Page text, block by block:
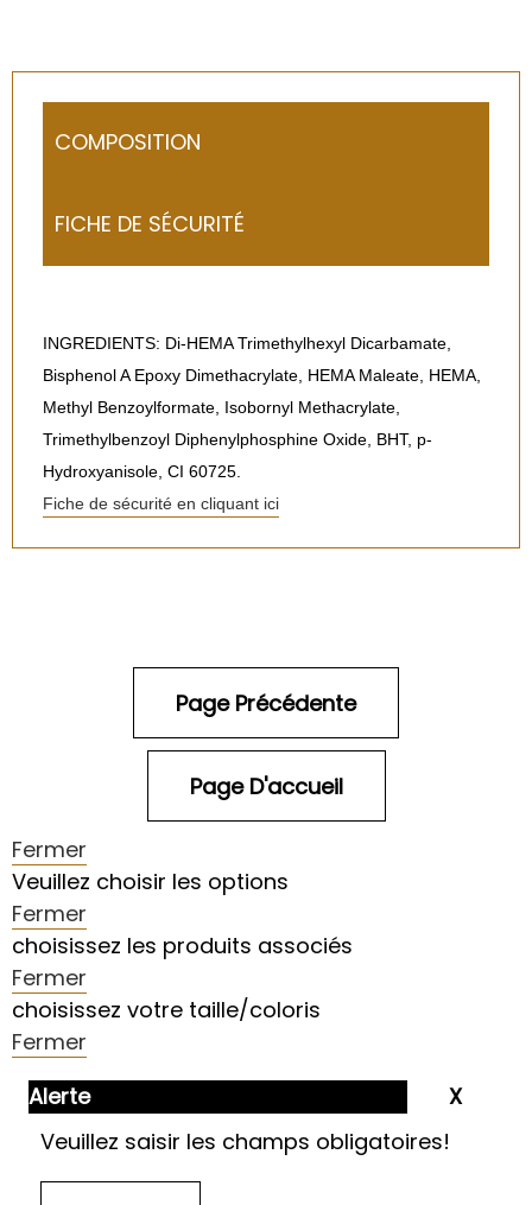
COMPOSITION
FICHE DE SÉCURITÉ
INGREDIENTS: Di-HEMA Trimethylhexyl Dicarbamate,
Bisphenol A Epoxy Dimethacrylate, HEMA Maleate, HEMA,
Methyl Benzoylformate, Isobornyl Methacrylate,
Trimethylbenzoyl Diphenylphosphine Oxide, BHT, p-
Hydroxyanisole, CI 60725.
Fiche de sécurité en cliquant ici
Fermer
Veuillez choisir les options
Fermer
choisissez les produits associés
Fermer
choisissez votre taille/coloris
Fermer
Alerte
Veuillez saisir les champs obligatoires!